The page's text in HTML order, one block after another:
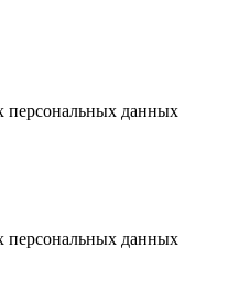
персональных данных
персональных данных